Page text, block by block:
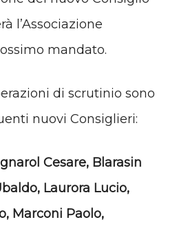
l’Associazione
mandato.
di scrutinio sono
nuovi Consiglieri:
Cesare, Blarasin
Laurora Lucio,
Marconi Paolo,